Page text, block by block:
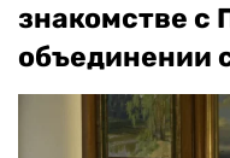
знакомстве
объединении